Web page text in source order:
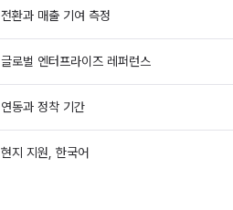
전환과 매출 기여 측정
글로벌 엔터프라이즈 레퍼런스
연동과 정착 기간
현지 지원, 한국어